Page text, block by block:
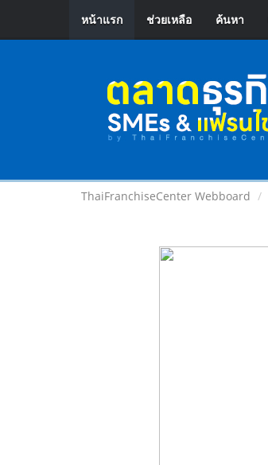
หน้าแรก ช่วยเหลือ ค้นหา
ThaiFranchiseCenter Webboard